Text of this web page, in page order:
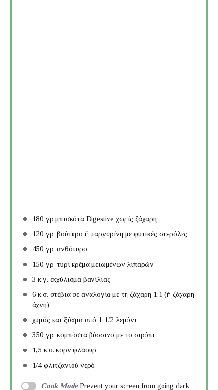
180 γρ μπισκότα Digestive χωρίς ζάχαρη
120 γρ. βούτυρο ή μαργαρίνη με φυτικές στερόλες
450 γρ. ανθότυρο
150 γρ. τυρί κρέμα μειωμένων λιπαρών
3 κ.γ. εκχύλισμα βανίλιας
6 κ.σ. στέβια σε αναλογία με τη ζάχαρη 1:1 (ή ζάχαρη
άχνη)
χυμός και ξύσμα από 1 1/2 λεμόνι
350 γρ. κομπόστα βύσσινο με το σιρόπι
1 ,5 κ.σ. κορν φλάουρ
1/4 φλιτζανιού νερό
Cook Mode Prevent your screen from going dark